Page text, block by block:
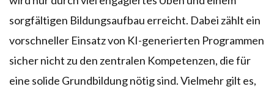
sorgfältigen Bildungsaufbau erreicht. Dabei zählt ein
vorschneller Einsatz von KI-generierten Programmen
sicher nicht zu den zentralen Kompetenzen, die für
eine solide Grundbildung nötig sind. Vielmehr gilt es,